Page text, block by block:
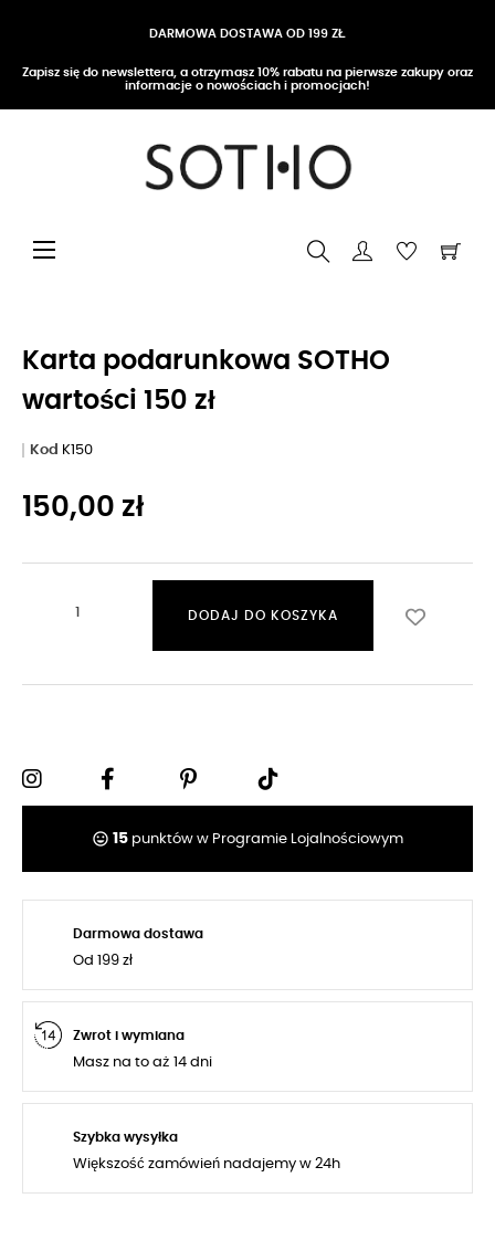
DARMOWA DOSTAWA OD 199 ZŁ
Zapisz się do newslettera, a otrzymasz 10% rabatu na pierwsze zakupy oraz
informacje o nowościach i promocjach!
Przełącz nawigację
☰
Karta podarunkowa SOTHO
wartości 150 zł
Kod K150
150,00 zł
DODAJ DO KOSZYKA
tag_faces 15 punktów w Programie Lojalnościowym
Darmowa dostawa
Od 199 zł
Zwrot i wymiana
Masz na to aż 14 dni
Szybka wysyłka
Większość zamówień nadajemy w 24h